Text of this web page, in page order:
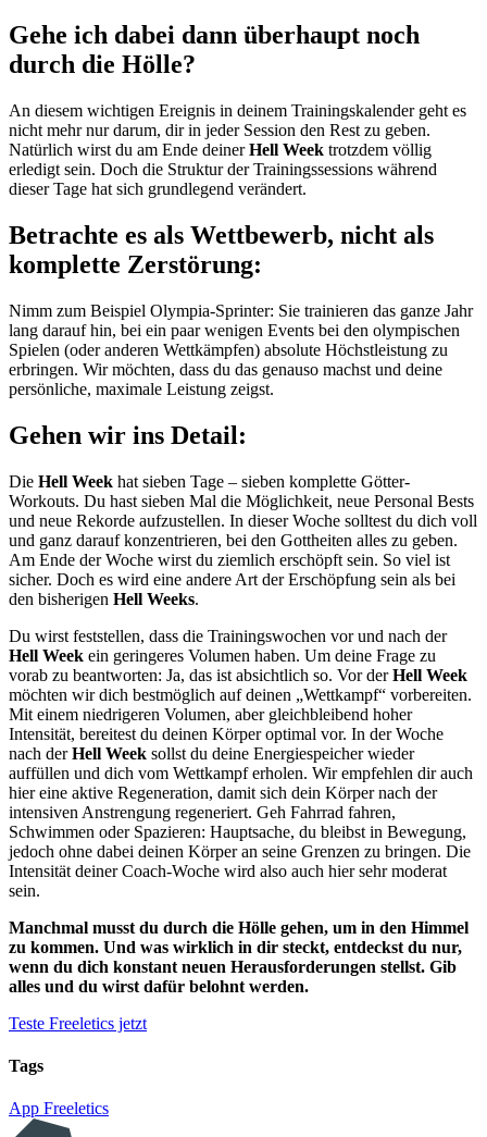
Gehe ich dabei dann überhaupt noch
durch die Hölle?
An diesem wichtigen Ereignis in deinem Trainingskalender geht es
nicht mehr nur darum, dir in jeder Session den Rest zu geben.
Natürlich wirst du am Ende deinerHell Week trotzdem völlig
erledigt sein. Doch die Struktur der Trainingssessions während
dieser Tage hat sich grundlegend verändert.
Betrachte es als Wettbewerb, nicht als
komplette Zerstörung:
Nimm zum Beispiel Olympia-Sprinter: Sie trainieren das ganze Jahr
lang darauf hin, bei ein paar wenigen Events bei den olympischen
Spielen (oder anderen Wettkämpfen) absolute Höchstleistung zu
erbringen. Wir möchten, dass du das genauso machst und deine
persönliche, maximale Leistung zeigst.
Gehen wir ins Detail:
Die Hell Week hat sieben Tage – sieben komplette Götter-
Workouts. Du hast sieben Mal die Möglichkeit, neue Personal Bests
und neue Rekorde aufzustellen. In dieser Woche solltest du dich voll
und ganz darauf konzentrieren, bei den Gottheiten alles zu geben.
Am Ende der Woche wirst du ziemlich erschöpft sein. So viel ist
sicher. Doch es wird eine andere Art der Erschöpfung sein als bei
den bisherigen Hell Weeks.
Du wirst feststellen, dass die Trainingswochen vor und nach der
Hell Week ein geringeres Volumen haben. Um deine Frage zu
vorab zu beantworten: Ja, das ist absichtlich so. Vor derHell Week
möchten wir dich bestmöglich auf deinen „Wettkampf“ vorbereiten.
Mit einem niedrigeren Volumen, aber gleichbleibend hoher
Intensität, bereitest du deinen Körper optimal vor. In der Woche
nach derHell Week sollst du deine Energiespeicher wieder
auffüllen und dich vom Wettkampf erholen. Wir empfehlen dir auch
hier eine aktive Regeneration, damit sich dein Körper nach der
intensiven Anstrengung regeneriert. Geh Fahrrad fahren,
Schwimmen oder Spazieren: Hauptsache, du bleibst in Bewegung,
jedoch ohne dabei deinen Körper an seine Grenzen zu bringen. Die
Intensität deiner Coach-Woche wird also auch hier sehr moderat
sein.
Manchmal musst du durch die Hölle gehen, um in den Himmel
zu kommen. Und was wirklich in dir steckt, entdeckst du nur,
wenn du dich konstant neuen Herausforderungen stellst. Gib
alles und du wirst dafür belohnt werden.
Teste Freeletics jetzt
Tags
App Freeletics